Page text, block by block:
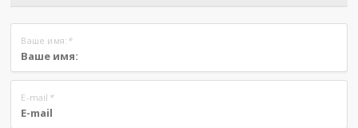
Ваше имя: *
E-mail *